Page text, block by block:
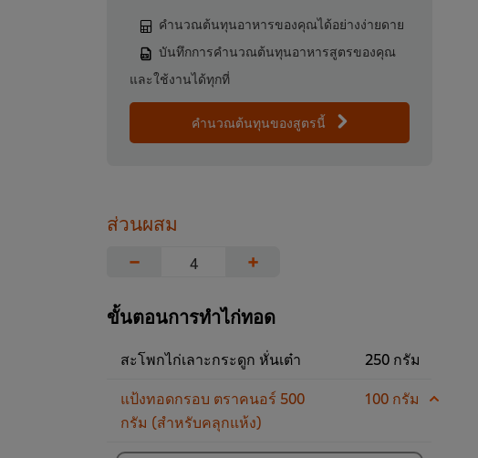
คำนวณต้นทุนอาหารของคุณได้อย่างง่ายดาย
บันทึกการคำนวณต้นทุนอาหารสูตรของคุณ
และใช้งานได้ทุกที่
คำนวณต้นทุนของสูตรนี้
ส่วนผสม
−
+
ขั้นตอนการทำไก่ทอด
สะโพกไก่เลาะกระดูก หั่นเต๋า
250 กรัม
แป้งทอดกรอบ ตราคนอร์ 500
กรัม (สำหรับคลุกแห้ง)
100 กรัม